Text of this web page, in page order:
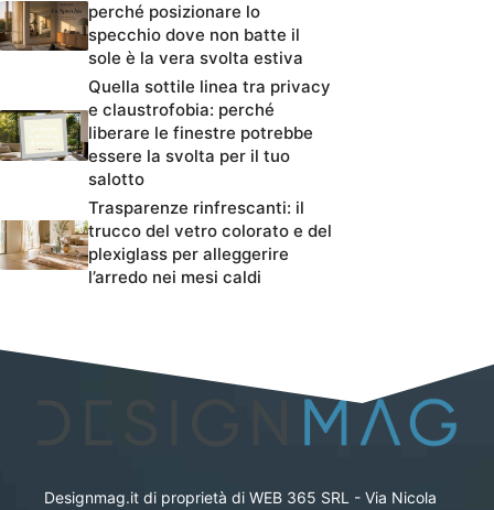
perché posizionare lo
specchio dove non batte il
sole è la vera svolta estiva
Quella sottile linea tra privacy
e claustrofobia: perché
liberare le finestre potrebbe
essere la svolta per il tuo
salotto
Trasparenze rinfrescanti: il
trucco del vetro colorato e del
plexiglass per alleggerire
l’arredo nei mesi caldi
Designmag.it di proprietà di WEB 365 SRL - Via Nicola